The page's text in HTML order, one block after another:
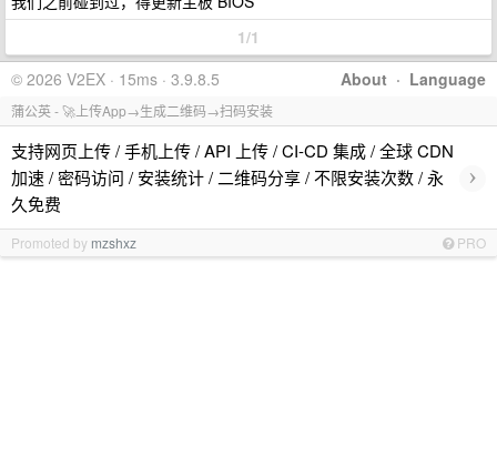
1/1
About · Language
© 2026 V2EX · 15ms · 3.9.8.5
蒲公英 - 🚀上传App→生成二维码→扫码安装
支持网页上传 / 手机上传 / API 上传 / CI-CD 集成 / 全球 CDN
加速 / 密码访问 / 安装统计 / 二维码分享 / 不限安装次数 / 永
久免费
›
Promoted by mzshxz PRO